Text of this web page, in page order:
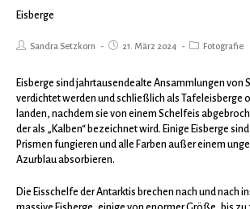
Eisberge
Sandra Setzkorn 21. März 2024 Fotografie
Eisberge sind jahrtausendealte Ansammlungen von
verdichtet werden und schließlich als Tafeleisberge
landen, nachdem sie von einem Schelfeis
der als „Kalben“ bezeichnet wird. Einige Eisberge
Prismen fungieren und alle Farben außer einem
Azurblau absorbieren.
Die Eisschelfe der Antarktis brechen nach und nach